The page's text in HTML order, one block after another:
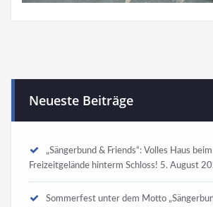
Neueste Beiträge
„Sängerbund & Friends“: Volles Haus
Freizeitgelände hinterm Schloss! 5. August
Sommerfest unter dem Motto